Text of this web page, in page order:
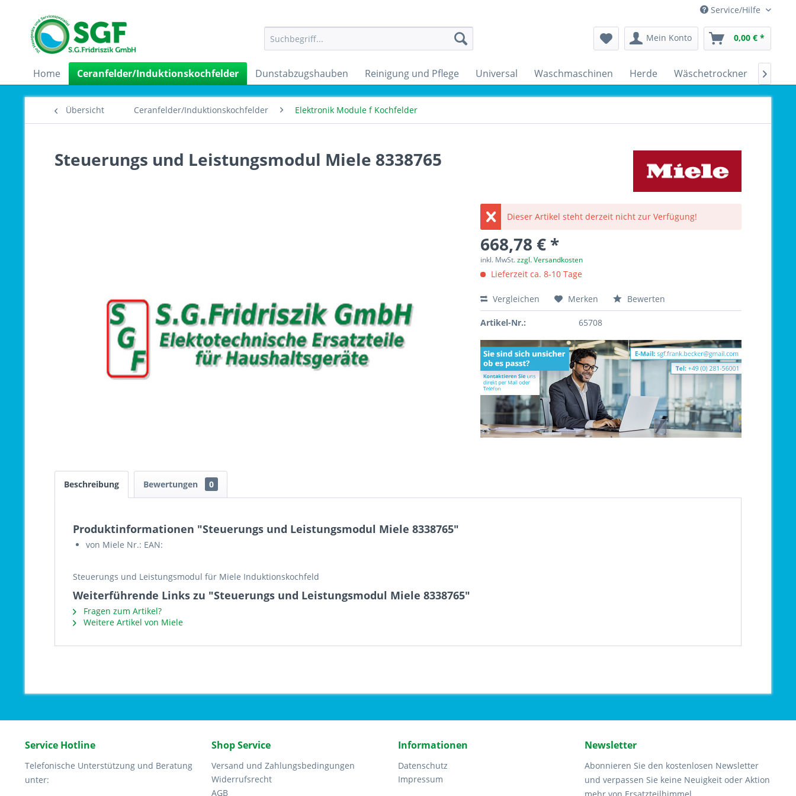
Service/Hilfe
Mein Konto 0,00 € *
Home Ceranfelder/Induktionskochfelder Dunstabzugshauben Reinigung und Pflege Universal Waschmaschinen Herde Wäschetrockner 
Übersicht Ceranfelder/Induktionskochfelder Elektronik Module f Kochfelder
Steuerungs und Leistungsmodul Miele 8338765
Dieser Artikel steht derzeit nicht zur Verfügung!
668,78 € *
inkl. MwSt.zzgl. Versandkosten
Lieferzeit ca. 8-10 Tage
Vergleichen Merken Bewerten
Artikel-Nr.: 65708
Beschreibung Bewertungen 0
Produktinformationen "Steuerungs und Leistungsmodul Miele 8338765"
von Miele Nr.: EAN:
Steuerungs und Leistungsmodul für Miele Induktionskochfeld
Weiterführende Links zu "Steuerungs und Leistungsmodul Miele 8338765"
Fragen zum Artikel?
Weitere Artikel von Miele
Service Hotline
Telefonische Unterstützung und Beratung
unter:
Shop Service
Versand und Zahlungsbedingungen
Widerrufsrecht
AGB
Informationen
Datenschutz
Impressum
Newsletter
Abonnieren Sie den kostenlosen Newsletter
und verpassen Sie keine Neuigkeit oder Aktion